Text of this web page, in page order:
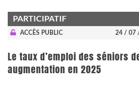
PARTICIPATIF
ACCÈS PUBLIC 24 / 07
Le taux d’emploi des séniors
augmentation en 2025